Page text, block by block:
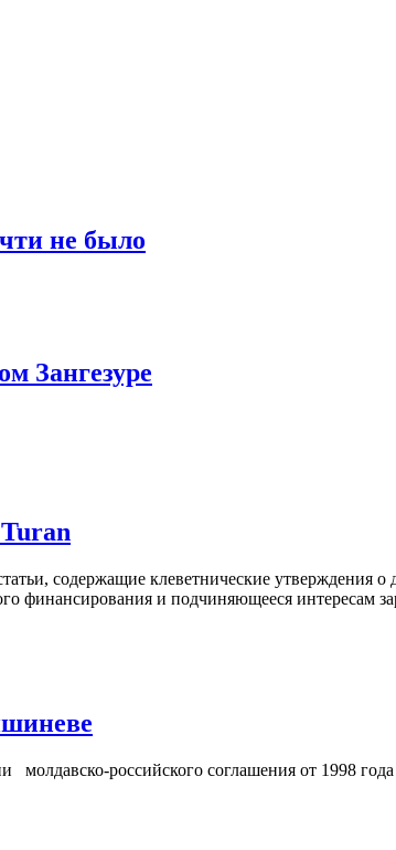
не было
Зангезуре
содержащие клеветнические утверждения
финансирования и подчиняющееся интересам
российского соглашения от 1998